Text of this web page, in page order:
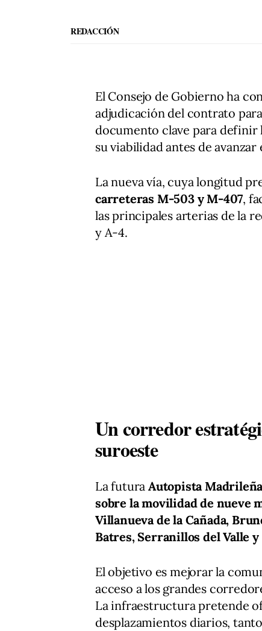
REDACCIÓN
El Consejo de Gobierno ha
adjudicación del contrato
documento clave para
su viabilidad antes de
La nueva vía, cuya longitud
carreteras M-503 y M-407,
las principales arterias de la
y A-4.
Un corredor
suroeste
La futura Autopista
sobre la movilidad de nueve
Villanueva de la Cañada,
Batres, Serranillos del Valle
El objetivo es mejorar la
acceso a los grandes
La infraestructura pretende
desplazamientos diarios,